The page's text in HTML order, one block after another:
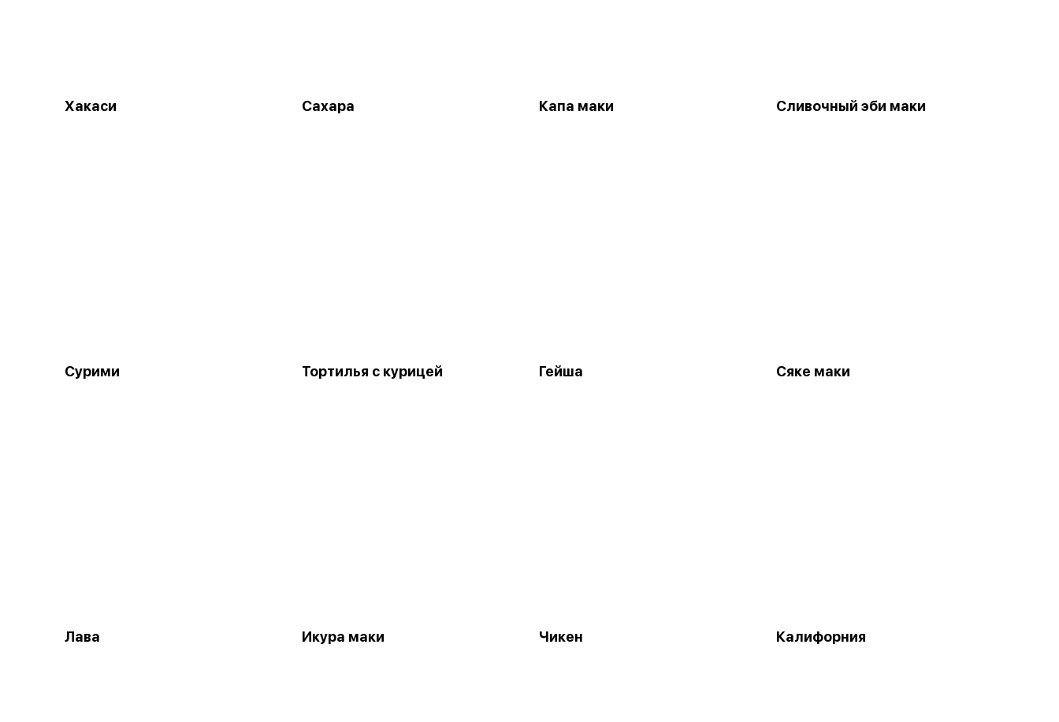
Хакаси Сахара Капа маки Сливочный эби маки
Сурими Тортилья с курицей Гейша Сяке маки
Лава Икура маки Чикен Калифорния